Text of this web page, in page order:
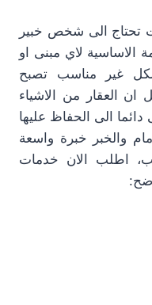
تحتاج الى شخص خبير
الاساسية لاي مبنى او
غير مناسب تصبح
ان العقار من الاشياء
دائما الى الحفاظ عليها
والخبر خبرة واسعة
اطلب الان خدمات